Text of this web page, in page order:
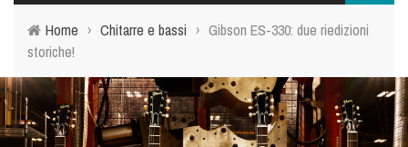
Home › Chitarre e bassi › Gibson ES-330: due riedizioni
storiche!